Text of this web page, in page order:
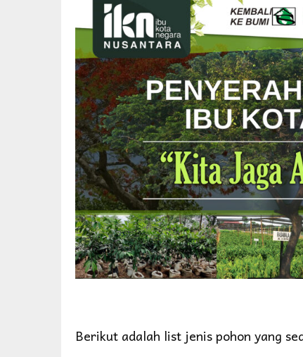
Berikut adalah list jenis pohon yang